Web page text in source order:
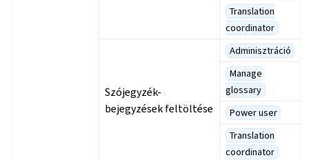
Translation
coordinator
Szójegyzék-
bejegyzések feltöltése
Adminisztráció
Manage
glossary
Power user
Translation
coordinator